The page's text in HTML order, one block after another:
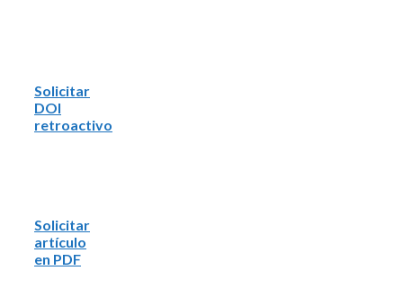
Solicitar
DOI
retroactivo
Solicitar
artículo
en PDF